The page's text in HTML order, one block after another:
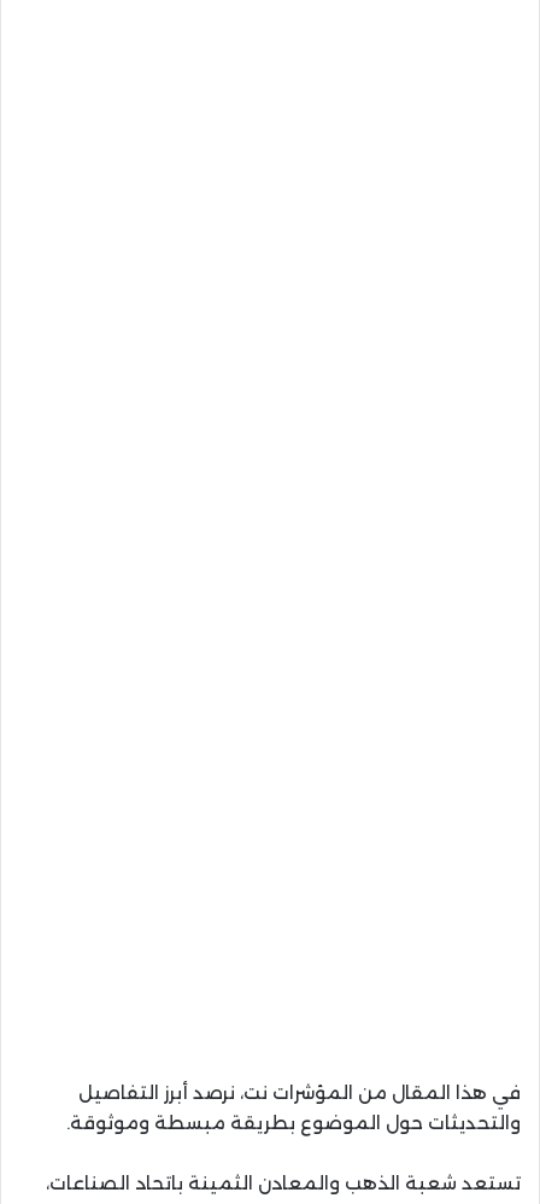
في هذا المقال من المؤشرات نت، نرصد أبرز التفاصيل
والتحديثات حول الموضوع بطريقة مبسطة وموثوقة.
تستعد شعبة الذهب والمعادن الثمينة باتحاد الصناعات،